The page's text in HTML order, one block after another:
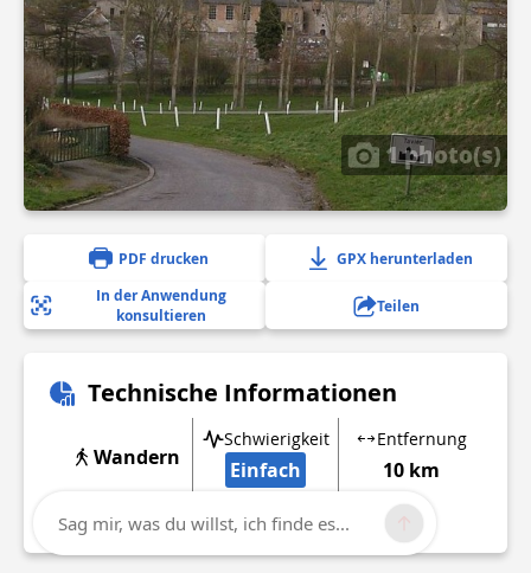
1 photo(s)
PDF drucken
GPX herunterladen
In der Anwendung
konsultieren
Teilen
Technische Informationen
Wandern
Schwierigkeit
Einfach
Entfernung
10 km
Mehr anzeigen
Sag mir, was du willst, ich finde es...